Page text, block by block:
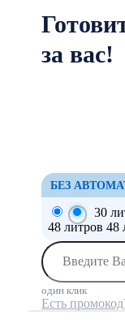
за вас!
БЕЗ
30
48 литров 48
один клик
Есть